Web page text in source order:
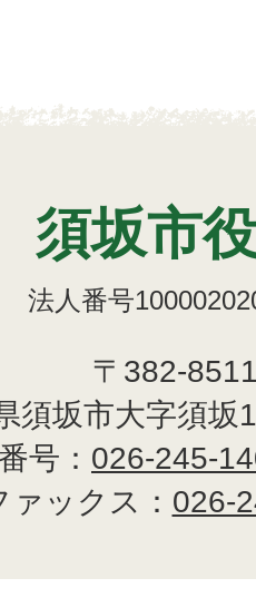
須坂市
法人番号
〒382-
須坂市大字須坂
号： 026-245-
ァックス： 026-